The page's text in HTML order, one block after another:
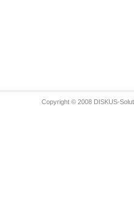
Copyright © 2008 DISKUS-